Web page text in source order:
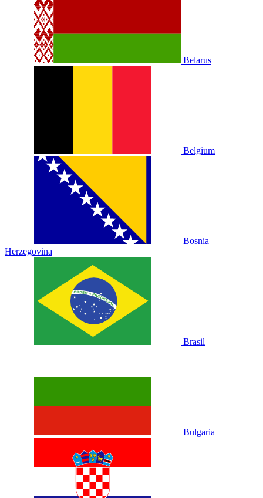
Belarus
Belgium
Bosnia
Herzegovina
Brasil
Bulgaria